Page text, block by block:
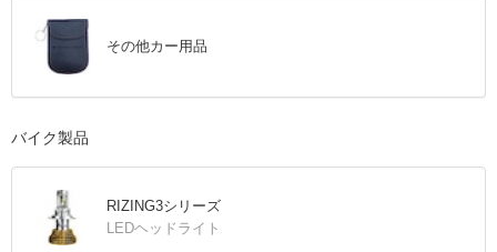
その他カー用品
バイク製品
RIZING3シリーズ
LEDヘッドライト